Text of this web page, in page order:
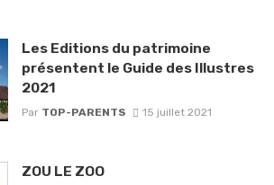
Les Editions du patrimoine
présentent le Guide des Illustres
2021
Par TOP-PARENTS 15 juillet 2021
ZOU LE ZOO